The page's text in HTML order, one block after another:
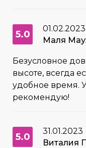
5.0
01.02.2023
Маля
Безусловное
высоте, всегда
удобное время.
рекомендую!
5.0
31.01.2023
Виталия